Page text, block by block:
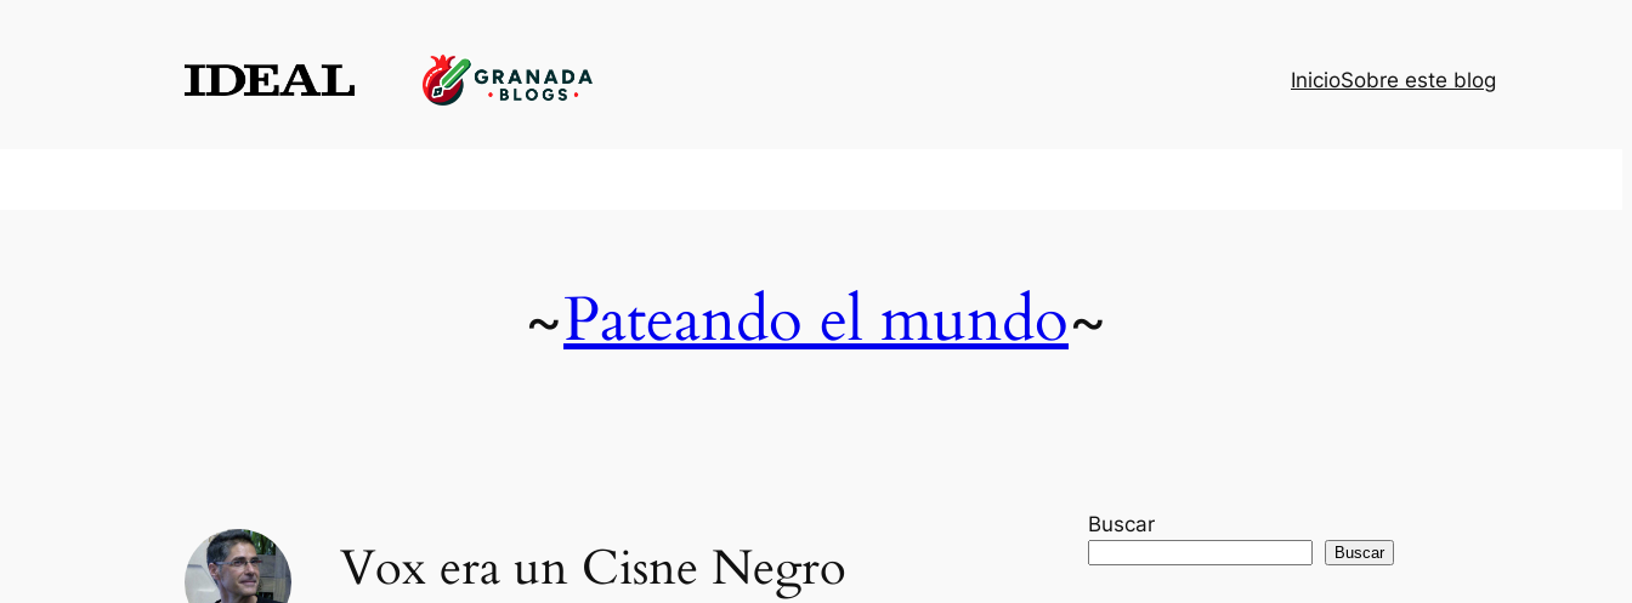
InicioSobre este blog
~Pateando el mundo~
Vox era un Cisne Negro
Buscar
Buscar